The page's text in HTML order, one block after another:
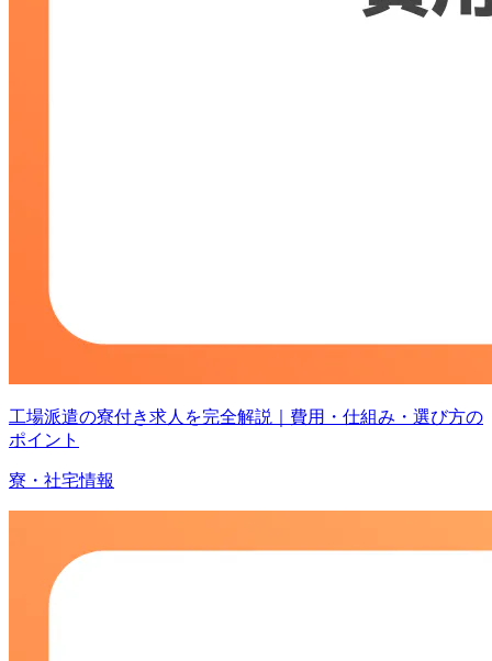
工場派遣の寮付き求人を完全解説｜費用・仕組み・選び方の
ポイント
寮・社宅情報